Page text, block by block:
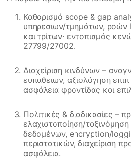
Καθορισμό scope & gap
υπηρεσιών/τμημάτων, ροών
και τρίτων· εντοπισμός
27799/27002.
Διαχείριση κινδύνων –
ευπαθειών, αξιολόγηση
ασφάλεια φροντίδας και
Πολιτικές & διαδικασίες –
ελαχιστοποίηση/ταξινόμηση
δεδομένων, encryption/
περιστατικών, διαχείριση
ασφάλεια.